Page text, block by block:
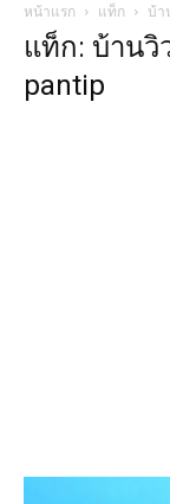
หน้าแรก แท็ก บ้า
แท็ก: บ้านวิ
pantip